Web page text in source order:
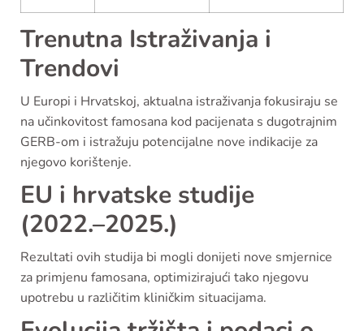
Trenutna Istraživanja i
Trendovi
U Europi i Hrvatskoj, aktualna istraživanja fokusiraju se
na učinkovitost famosana kod pacijenata s dugotrajnim
GERB-om i istražuju potencijalne nove indikacije za
njegovo korištenje.
EU i hrvatske studije
(2022.–2025.)
Rezultati ovih studija bi mogli donijeti nove smjernice
za primjenu famosana, optimizirajući tako njegovu
upotrebu u različitim kliničkim situacijama.